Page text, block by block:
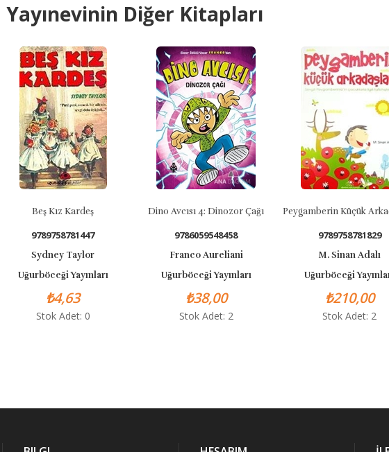
Yayınevinin Diğer Kitapları
Beş Kız Kardeş
9789758781447
Sydney Taylor
Uğurböceği Yayınları
₺4,63
Stok Adet: 0
Dino Avcısı 4: Dinozor Çağı
9786059548458
Franco Aureliani
Uğurböceği Yayınları
₺38,00
Stok Adet: 2
Peygamberin Küçük
9789758781829
M. Sinan Adalı
Uğurböceği
₺210,00
Stok Adet: 2